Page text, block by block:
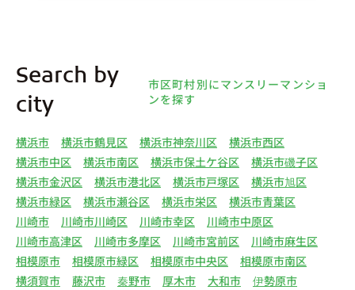
Search by
city
市区町村別にマンスリーマンショ
ンを探す
横浜市 横浜市鶴見区 横浜市神奈川区
横浜市西区
横浜市中区
横浜市南区 横浜市保土ケ谷区
横浜市磯子区
横浜市金沢区
横浜市港北区 横浜市戸塚区
横浜市旭区
横浜市緑区
横浜市瀬谷区 横浜市栄区
横浜市青葉区
川崎市
川崎市川崎区 川崎市幸区
川崎市中原区
川崎市高津区
川崎市多摩区 川崎市宮前区
川崎市麻生区
相模原市
相模原市緑区 相模原市中央区
相模原市南区
横須賀市
藤沢市 秦野市 厚木市 大和市
伊勢原市